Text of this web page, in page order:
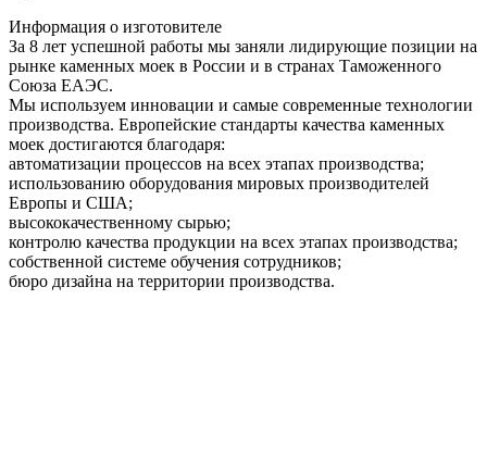
Информация о изготовителе
За 8 лет успешной работы мы заняли лидирующие позиции на
рынке каменных моек в России и в странах Таможенного
Союза ЕАЭС.
Мы используем инновации и самые современные технологии
производства. Европейские стандарты качества каменных
моек достигаются благодаря:
автоматизации процессов на всех этапах производства;
использованию оборудования мировых производителей
Европы и США;
высококачественному сырью;
контролю качества продукции на всех этапах производства;
собственной системе обучения сотрудников;
бюро дизайна на территории производства.